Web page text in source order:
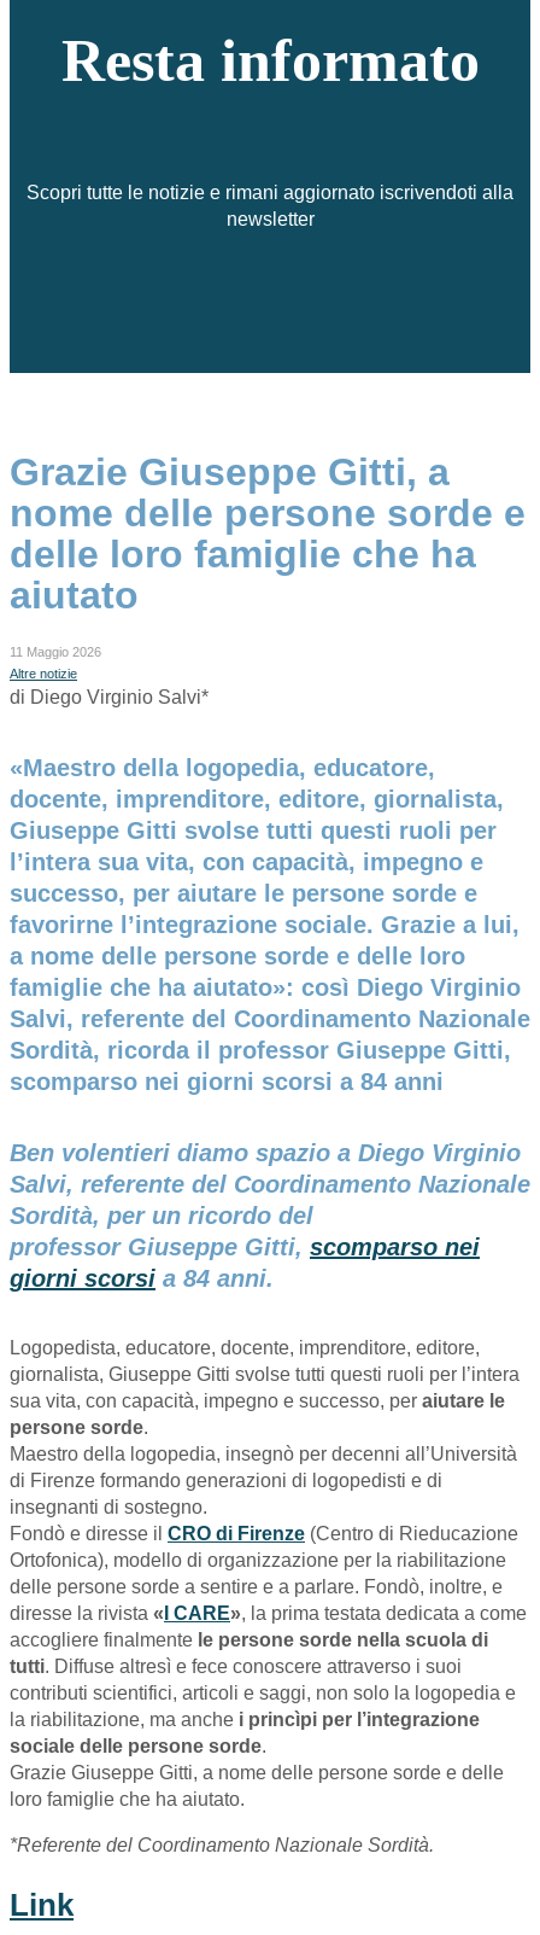
Resta informato
Scopri tutte le notizie e rimani aggiornato iscrivendoti alla
newsletter
Grazie Giuseppe Gitti, a
nome delle persone sorde e
delle loro famiglie che ha
aiutato
11 Maggio 2026
Altre notizie
di Diego Virginio Salvi*
«Maestro della logopedia, educatore,
docente, imprenditore, editore, giornalista,
Giuseppe Gitti svolse tutti questi ruoli per
l’intera sua vita, con capacità, impegno e
successo, per aiutare le persone sorde e
favorirne l’integrazione sociale. Grazie a lui,
a nome delle persone sorde e delle loro
famiglie che ha aiutato»: così Diego Virginio
Salvi, referente del Coordinamento Nazionale
Sordità, ricorda il professor Giuseppe Gitti,
scomparso nei giorni scorsi a 84 anni
Ben volentieri diamo spazio a Diego Virginio
Salvi, referente del Coordinamento Nazionale
Sordità, per un ricordo del
professor Giuseppe Gitti, scomparso nei
giorni scorsi a 84 anni.
Logopedista, educatore, docente, imprenditore, editore,
giornalista, Giuseppe Gitti svolse tutti questi ruoli per l’intera
sua vita, con capacità, impegno e successo, per aiutare le
persone sorde.
Maestro della logopedia, insegnò per decenni all’Università
di Firenze formando generazioni di logopedisti e di
insegnanti di sostegno.
Fondò e diresse il CRO di Firenze (Centro di Rieducazione
Ortofonica), modello di organizzazione per la riabilitazione
delle persone sorde a sentire e a parlare. Fondò, inoltre, e
diresse la rivista « I CARE», la prima testata dedicata a come
accogliere finalmente le persone sorde nella scuola di
tutti. Diffuse altresì e fece conoscere attraverso i suoi
contributi scientifici, articoli e saggi, non solo la logopedia e
la riabilitazione, ma anche i princìpi per l’integrazione
sociale delle persone sorde.
Grazie Giuseppe Gitti, a nome delle persone sorde e delle
loro famiglie che ha aiutato.
*Referente del Coordinamento Nazionale Sordità.
Link